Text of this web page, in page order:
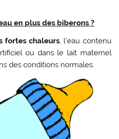
en plus des biberons ?
fortes chaleurs, l’eau contenu
ou dans le lait maternel
des conditions normales.